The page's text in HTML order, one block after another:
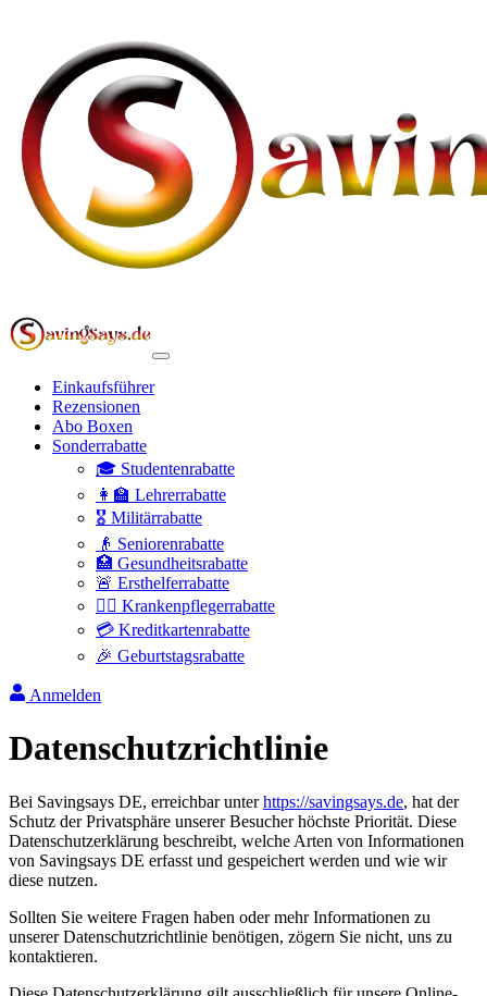
Einkaufsführer
Rezensionen
Abo Boxen
Sonderrabatte
🎓 Studentenrabatte
👩‍🏫 Lehrerrabatte
🎖️ Militärrabatte
👴 Seniorenrabatte
🏥 Gesundheitsrabatte
🚨 Ersthelferrabatte
👩‍⚕️ Krankenpflegerrabatte
💳 Kreditkartenrabatte
🎉 Geburtstagsrabatte
Anmelden
Datenschutzrichtlinie
Bei Savingsays DE, erreichbar unterhttps://savingsays.de, hat der
Schutz der Privatsphäre unserer Besucher höchste Priorität. Diese
Datenschutzerklärung beschreibt, welche Arten von Informationen
von Savingsays DE erfasst und gespeichert werden und wie wir
diese nutzen.
Sollten Sie weitere Fragen haben oder mehr Informationen zu
unserer Datenschutzrichtlinie benötigen, zögern Sie nicht, uns zu
kontaktieren.